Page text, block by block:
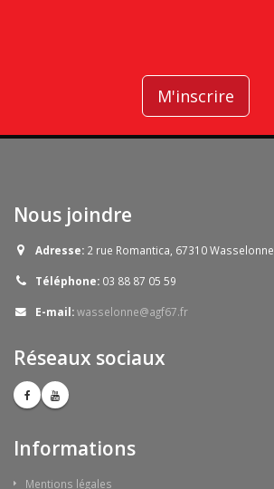
M'inscrire
Nous joindre
Adresse: 2 rue Romantica, 67310 Wasselonne
Téléphone: 03 88 87 05 59
E-mail:wasselonne@agf67.fr
Réseaux sociaux
Informations
Mentions légales